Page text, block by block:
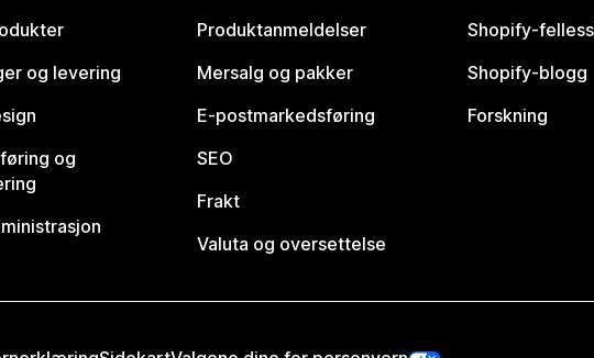
og levering
og
Produktanmeldelser
Mersalg og pakker
E-postmarkedsføring
SEO
Frakt
Valuta og oversettelse
Shopify-
Shopify-blogg
Forskning